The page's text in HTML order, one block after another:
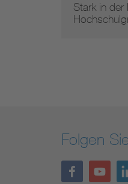
Stark in der
Folgen